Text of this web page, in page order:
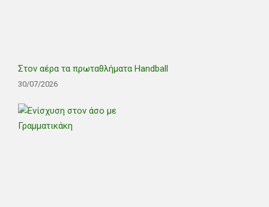
Στον αέρα τα πρωταθλήματα Handball
30/07/2026